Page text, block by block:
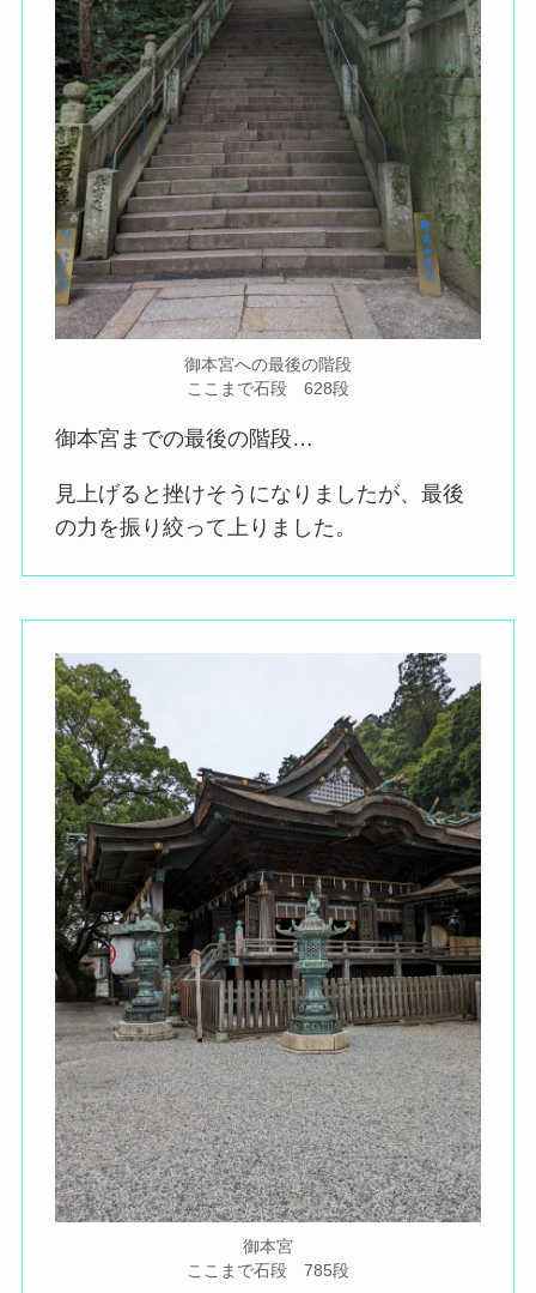
御本宮への最後の階段
ここまで石段 628段
御本宮までの最後の階段…
見上げると挫けそうになりましたが、最後
の力を振り絞って上りました。
御本宮
ここまで石段 785段